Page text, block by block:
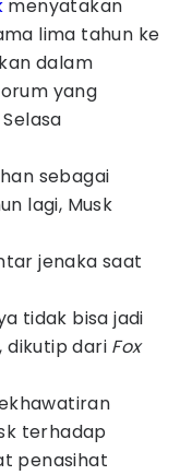
menyatakan
lima tahun ke
dalam
yang
sebagai
lagi, Musk
jenaka saat
tidak bisa jadi
dikutip dari Fox
terhadap
penasihat